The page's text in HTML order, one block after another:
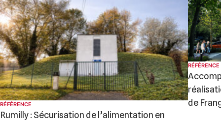
RÉFÉRENCE
Rumilly : Sécurisation de l’alimentation en
RÉFÉRENCE
de